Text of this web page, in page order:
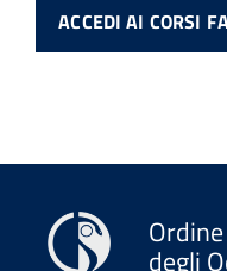
ACCEDI AI CORSI
degli